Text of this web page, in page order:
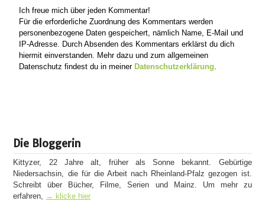
Ich freue mich über jeden Kommentar!
Für die erforderliche Zuordnung des Kommentars werden
personenbezogene Daten gespeichert, nämlich Name, E-Mail und
IP-Adresse. Durch Absenden des Kommentars erklärst du dich
hiermit einverstanden. Mehr dazu und zum allgemeinen
Datenschutz findest du in meiner Datenschutzerklärung.
Die Bloggerin
Kittyzer, 22 Jahre alt, früher als Sonne bekannt. Gebürtige
Niedersachsin, die für die Arbeit nach Rheinland-Pfalz gezogen ist.
Schreibt über Bücher, Filme, Serien und Mainz. Um mehr zu
erfahren, → klicke hier